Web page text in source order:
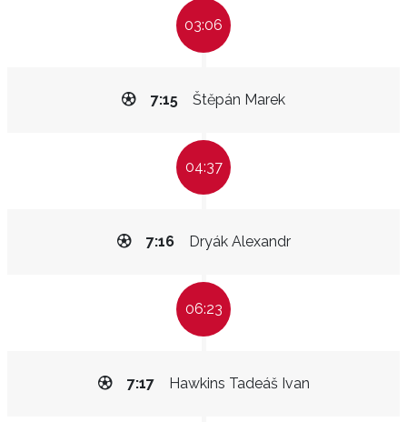
03:06
Štěpán Marek
7:15
04:37
Dryák Alexandr
7:16
06:23
Hawkins Tadeáš Ivan
7:17